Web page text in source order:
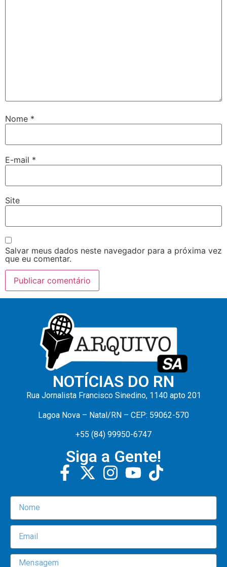
Nome *
E-mail *
Site
Salvar meus dados neste navegador para a próxima vez
que eu comentar.
NOTÍCIAS DO RN
Rua Jornalista Francisco Sinedino, 1140 apto 201
Lagoa Nova – Natal/RN – CEP: 59062-570
+55 (84) 99950-6747
Siga a Gente!